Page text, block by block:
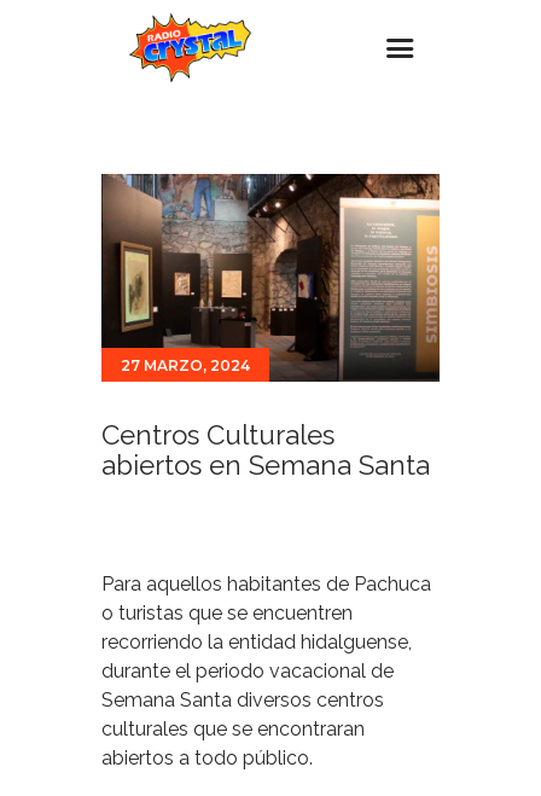
Estaciones
Eventos
Promociones
Noticias
Para ti
27 MARZO, 2024
Centros Culturales
abiertos en Semana Santa
Para aquellos habitantes de Pachuca
o turistas que se encuentren
recorriendo la entidad hidalguense,
durante el periodo vacacional de
Semana Santa diversos centros
culturales que se encontraran
abiertos a todo público.